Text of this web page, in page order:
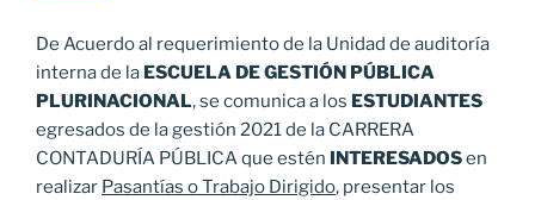
De Acuerdo al requerimiento de la Unidad de auditoría
interna de la ESCUELA DE GESTIÓN PÚBLICA
PLURINACIONAL, se comunica a los ESTUDIANTES
egresados de la gestión 2021 de la CARRERA
CONTADURÍA PÚBLICA que estén
INTERESADOSen
realizar Pasantías o Trabajo Dirigido, presentar los